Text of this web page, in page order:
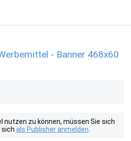
- Banner 468x60
nutzen zu können, müssen Sie sich
sich als Publisher anmelden